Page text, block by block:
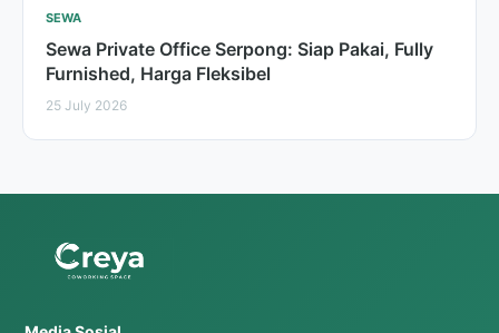
SEWA
Sewa Private Office Serpong: Siap Pakai, Fully
Furnished, Harga Fleksibel
25 July 2026